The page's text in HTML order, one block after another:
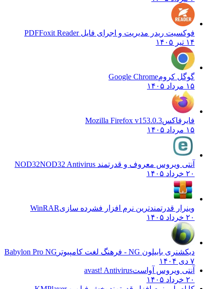
فوکسیت ریدر مدیریت و اجرای فایل PDF Foxit Reader
۱۴ تیر ۱۴۰۵
گوگل کرومGoogle Chrome
۱۵ مرداد ۱۴۰۵
فایرفاکسMozilla Firefox v153.0.3
۱۵ مرداد ۱۴۰۵
آنتی ویروس معروف و قدرتمند NOD32NOD32 Antivirus
۲۰ خرداد ۱۴۰۵
وینرار قدرتمندترین نرم افزار فشرده سازیWinRAR
۲۰ خرداد ۱۴۰۵
دیکشنری بابیلون NG - فرهنگ لغت کامپیوتر
Babylon Pro NG
آنتی ویروس آواستavast! Antivirus
۲۰ خرداد ۱۴۰۵